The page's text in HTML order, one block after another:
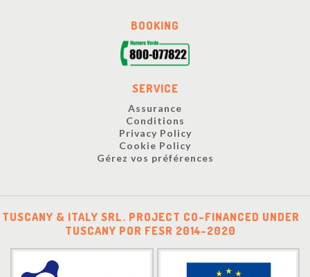
BOOKING
SERVICE
Assurance
Conditions
Privacy Policy
Cookie Policy
Gérez vos préférences
TUSCANY & ITALY SRL. PROJECT CO-FINANCED UNDER
TUSCANY POR FESR 2014-2020